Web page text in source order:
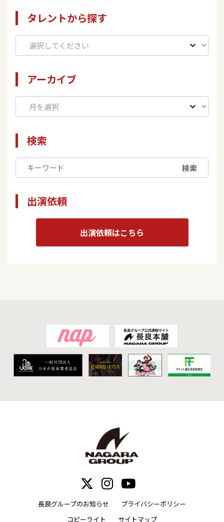
タレントから探す
アーカイブ
検索
検索
出演依頼
出演依頼はこちら
長良グループのお知らせ
プライバシーポリシー
コピーライト
サイトマップ